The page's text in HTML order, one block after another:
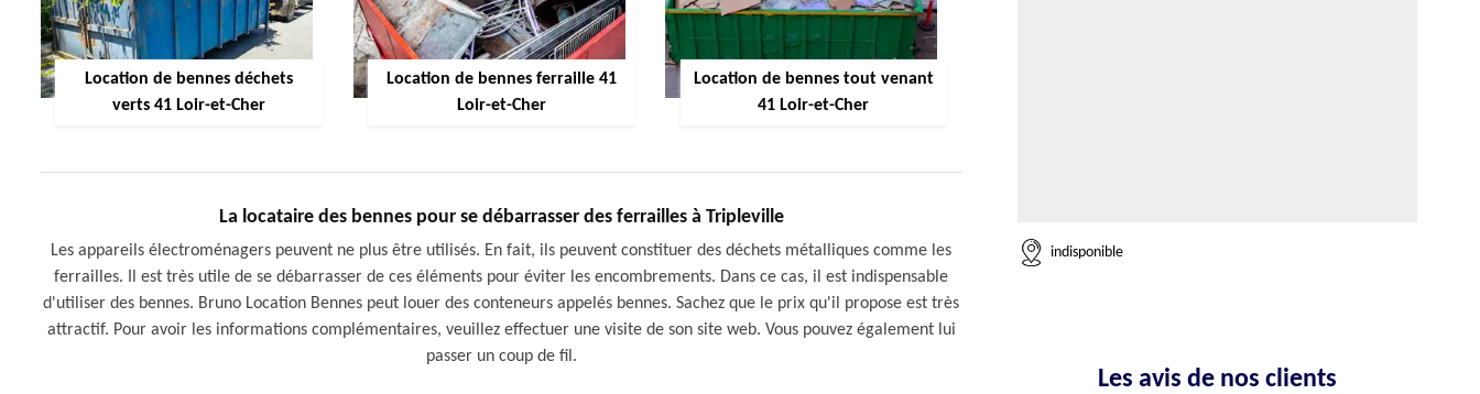
Location de bennes déchets
verts 41 Loir-et-Cher
Location de bennes ferraille 41
Loir-et-Cher
Location de bennes tout venant
41 Loir-et-Cher
La locataire des bennes pour se débarrasser des ferrailles à Tripleville
Les appareils électroménagers peuvent ne plus être utilisés. En fait, ils peuvent constituer des déchets métalliques comme les
ferrailles. Il est très utile de se débarrasser de ces éléments pour éviter les encombrements. Dans ce cas, il est indispensable
d'utiliser des bennes. Bruno Location Bennes peut louer des conteneurs appelés bennes. Sachez que le prix qu'il propose est très
attractif. Pour avoir les informations complémentaires, veuillez effectuer une visite de son site web. Vous pouvez également lui
passer un coup de fil.
indisponible
Les avis de nos clients